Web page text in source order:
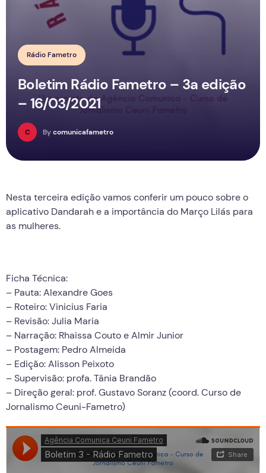
Rádio Fametro
Boletim Rádio Fametro – 3a edição
– 16/03/2021
C Bycomunicafametro
Nesta terceira edição vamos conferir um pouco sobre o
aplicativo Dandarah e a importância do Março Lilás para
as mulheres.
Ficha Técnica:
– Pauta: Alexandre Goes
– Roteiro: Vinicius Faria
– Revisão: Julia Maria
– Narração: Rhaissa Couto e Almir Junior
– Postagem: Pedro Almeida
– Edição: Alisson Peixoto
– Supervisão: profa. Tânia Brandão
– Direção geral: prof. Gustavo Soranz (coord. Curso de
Jornalismo Ceuni-Fametro)